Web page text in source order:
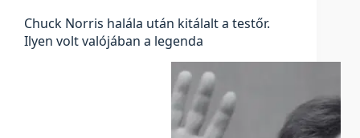
Chuck Norris halála után kitálalt a testőr.
Ilyen volt valójában a legenda